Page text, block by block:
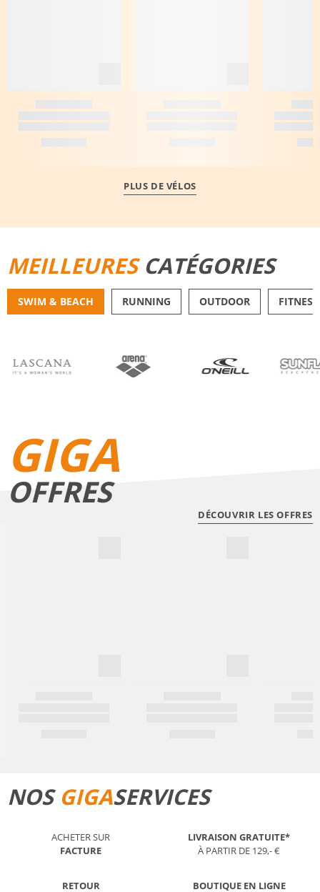
PLUS DE VÉLOS
MEILLEURESCATÉGORIES
SWIM & BEACH RUNNING OUTDOOR FITNESS
GIGA
OFFRES
DÉCOUVRIR LES OFFRES
NOS GIGASERVICES
ACHETER SUR
FACTURE
LIVRAISON GRATUITE*
À PARTIR DE 129,- €
RETOUR
BOUTIQUE EN LIGNE